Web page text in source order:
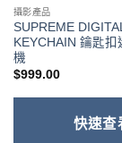
攝影產品
SUPREME
KEYCHAIN 鑰匙扣
機
$999.00
快速查